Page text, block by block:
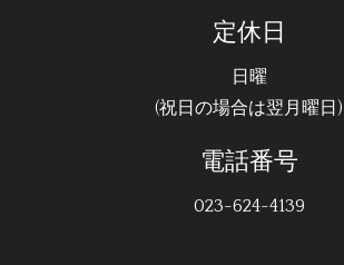
定休日
日曜
(祝日の場合は翌月曜日)
電話番号
023-624-4139